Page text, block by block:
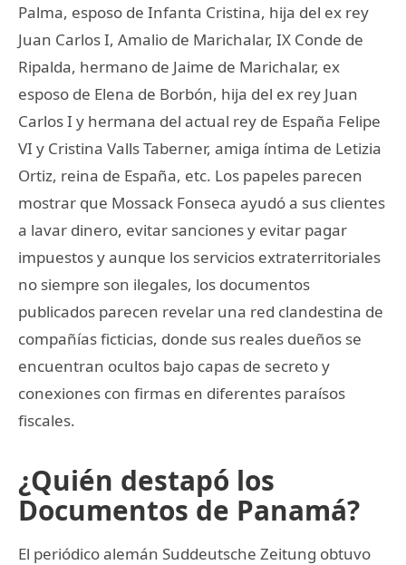
Palma, esposo de Infanta Cristina, hija del ex rey
Juan Carlos I, Amalio de Marichalar, IX Conde de
Ripalda, hermano de Jaime de Marichalar, ex
esposo de Elena de Borbón, hija del ex rey Juan
Carlos I y hermana del actual rey de España Felipe
VI y Cristina Valls Taberner, amiga íntima de Letizia
Ortiz, reina de España, etc. Los papeles parecen
mostrar que Mossack Fonseca ayudó a sus clientes
a lavar dinero, evitar sanciones y evitar pagar
impuestos y aunque los servicios extraterritoriales
no siempre son ilegales, los documentos
publicados parecen revelar una red clandestina de
compañías ficticias, donde sus reales dueños se
encuentran ocultos bajo capas de secreto y
conexiones con firmas en diferentes paraísos
fiscales.
¿Quién destapó los
Documentos de Panamá?
El periódico alemán Suddeutsche Zeitung obtuvo